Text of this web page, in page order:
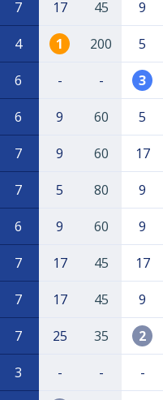
7 17 45 9
4 1 200 5
6 - - 3
6 9 60 5
7 9 60 17
7 5 80 9
6 9 60 9
7 17 45 17
7 17 45 9
7 25 35 2
3 - - -